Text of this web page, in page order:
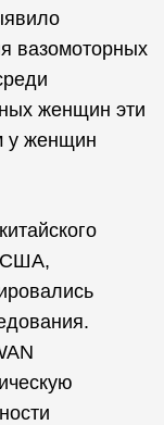
вазомоторных
женщин эти
у женщин
США,